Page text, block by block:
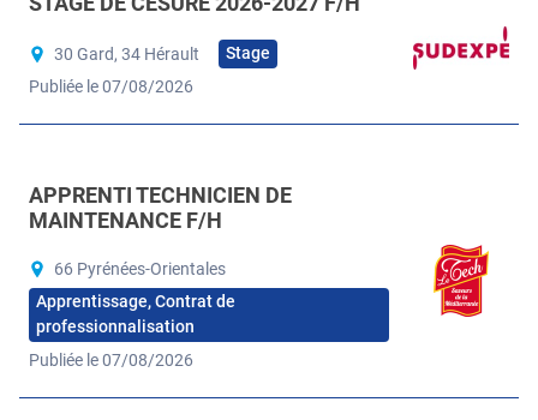
30 Gard, 34 Hérault
Stage
Publiée le 07/08/2026
APPRENTI TECHNICIEN DE
MAINTENANCE F/H
66 Pyrénées-Orientales
Apprentissage, Contrat de
professionnalisation
Publiée le 07/08/2026